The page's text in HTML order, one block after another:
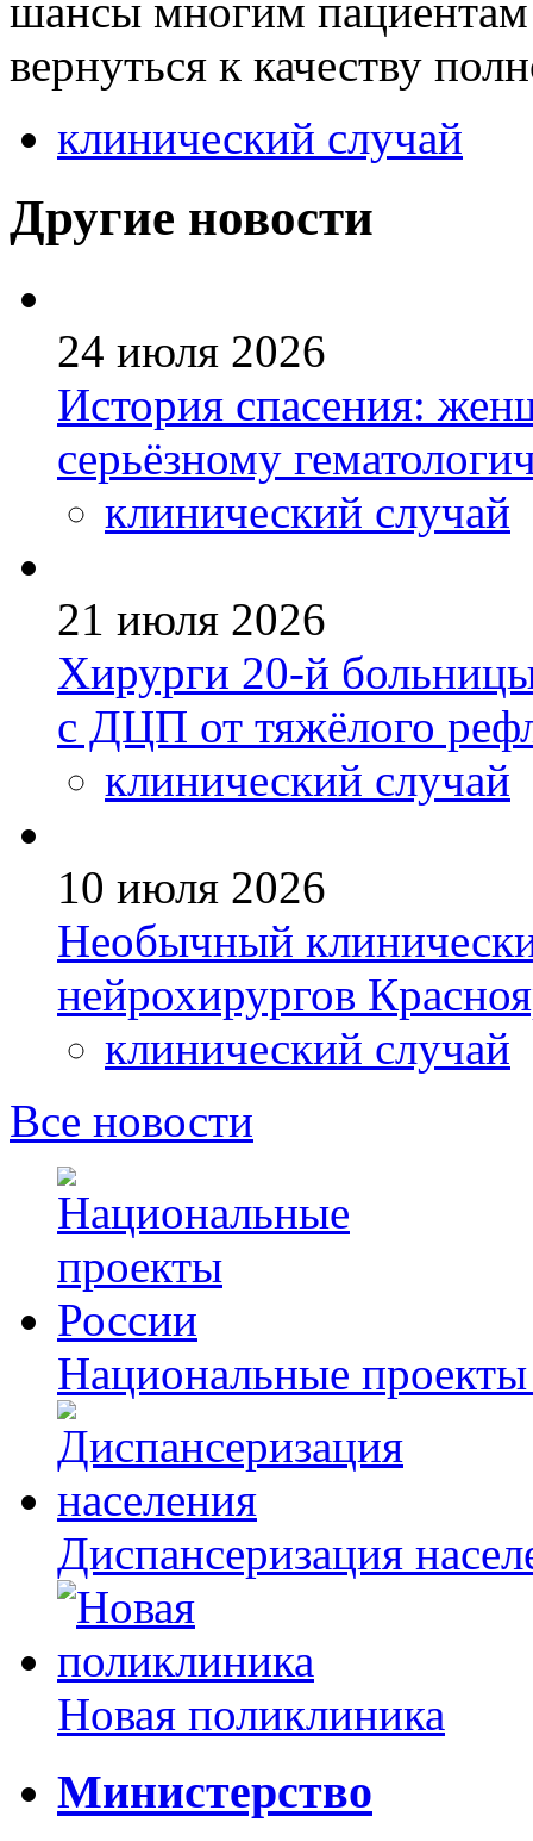
шансы многим пациентам
вернуться к качеству
клинический случай
Другие новости
24 июля 2026
История спасения:
серьёзному
клинический случай
21 июля 2026
Хирурги 20-й
с ДЦП от тяжёлого
клинический случай
10 июля 2026
Необычный
нейрохирургов
клинический случай
Все новости
Национальные
Диспансеризация
Новая поликлиника
Министерство